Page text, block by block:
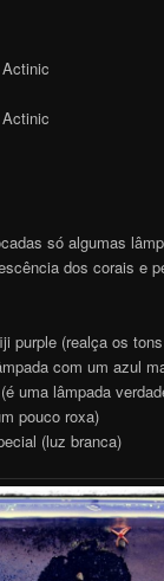
só algumas
dos corais e
purple (realça os
com um azul
uma lâmpada
pouco roxa)
(luz branca)